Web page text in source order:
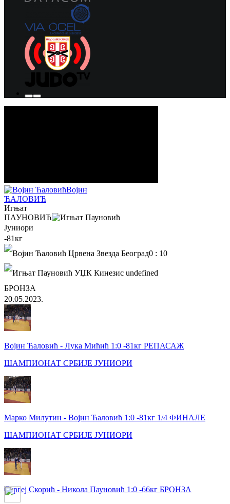
Војин
ЋАЛОВИЋ
Игњат
ПАУНОВИЋ
Јуниори
-81кг
0 : 10
БРОНЗА
20.05.2023.
Војин Ћаловић - Лука Мићић 1:0 -81кг РЕПАСАЖ
ШАМПИОНАТ СРБИЈЕ ЈУНИОРИ
Марко Милутин - Војин Ћаловић 1:0 -81кг 1/4 ФИНАЛЕ
ШАМПИОНАТ СРБИЈЕ ЈУНИОРИ
Сергеј Скорић - Никола Пауновић 1:0 -66кг БРОНЗА